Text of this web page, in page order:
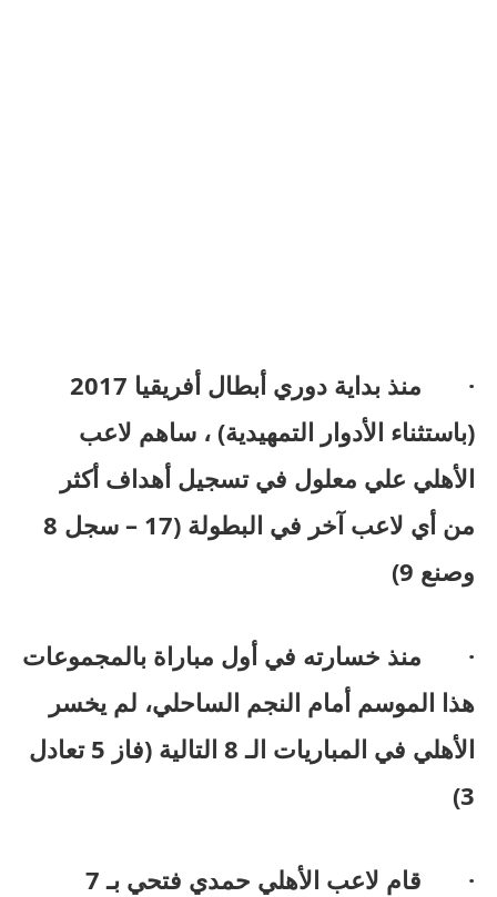
· منذ بداية دوري أبطال أفريقيا 2017
(باستثناء الأدوار التمهيدية) ، ساهم لاعب
الأهلي علي معلول في تسجيل أهداف أكثر
من أي لاعب آخر في البطولة (17 – سجل 8
وصنع 9)
· منذ خسارته في أول مباراة بالمجموعات
هذا الموسم أمام النجم الساحلي، لم يخسر
الأهلي في المباريات الـ 8 التالية (فاز 5 تعادل
3)
· قام لاعب الأهلي حمدي فتحي بـ 7